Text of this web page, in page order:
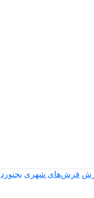
فرش‌های شهری بجنورد